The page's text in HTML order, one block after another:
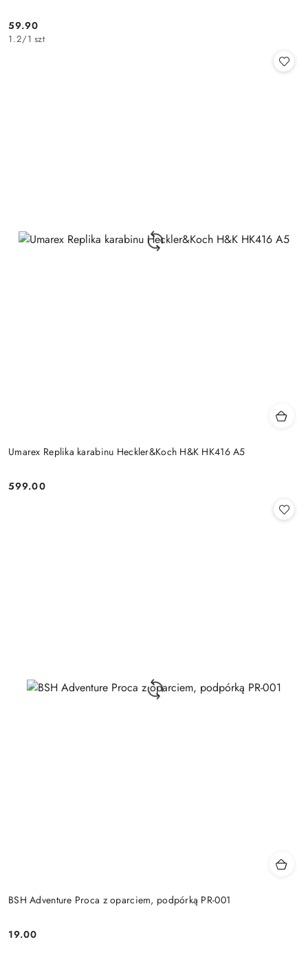
Cena:
59.90
1.2/1 szt
Umarex Replika karabinu Heckler&Koch H&K HK416 A5
Cena:
599.00
BSH Adventure Proca z oparciem, podpórką PR-001
Cena:
19.00